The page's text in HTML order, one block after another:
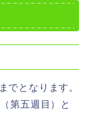
でとなります。
第五週目）と